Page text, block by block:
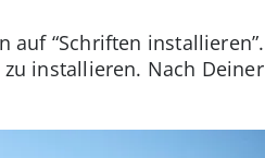
“Schriften installieren”.
installieren. Nach Deiner